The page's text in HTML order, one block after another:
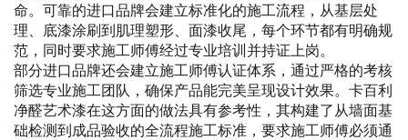
命。可靠的进口品牌会建立标准化的施工流程，从基层处
理、底漆涂刷到肌理塑形、面漆收尾，每个环节都有明确规
范，同时要求施工师傅经过专业培训并持证上岗。
部分进口品牌还会建立施工师傅认证体系，通过严格的考核
筛选专业施工团队，确保产品能完美呈现设计效果。卡百利
净醛艺术漆在这方面的做法具有参考性，其构建了从墙面基
础检测到成品验收的全流程施工标准，要求施工师傅必须通